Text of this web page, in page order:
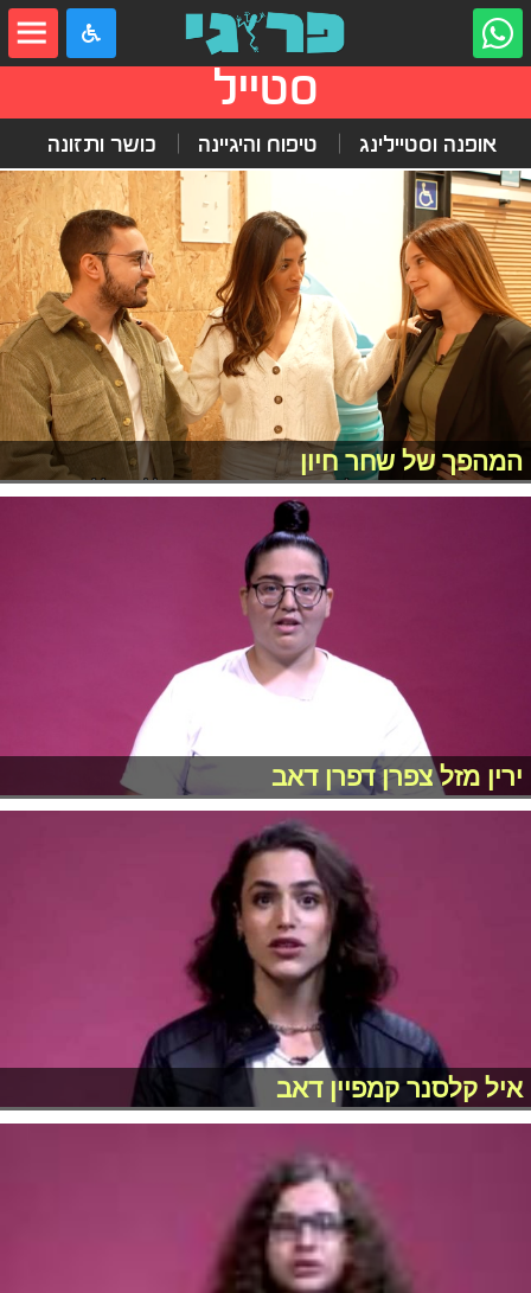
סטייל
אופנה וסטיילינג טיפוח והיגיינה כושר ותזונה
המהפך של שחר חיון
ירין מזל צפרן דפרן דאב
איל קלסנר קמפיין דאב